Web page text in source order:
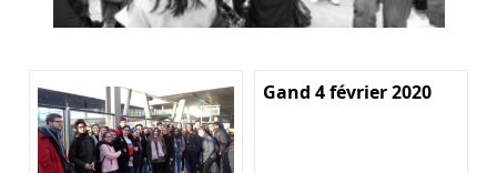
Gand 4 février 2020